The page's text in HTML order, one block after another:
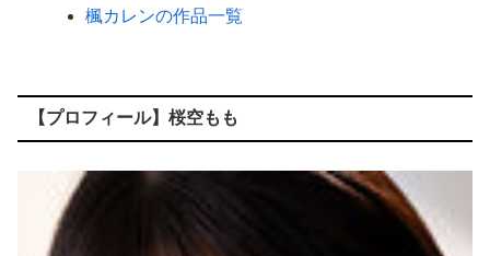
【8/6】8.6秒バズーカ、反日行為で消えるwww
【画像】パン線透けまくってるOLの尻www
オバショット おばさんの、おばさんによる、おばさんマニアのための、おばさんセックス れいかおばさん41歳
【ワロタ】ｴｾ不思議ちゃんこじらせて病んでる系に憧れてた時期に、路上で気持ち悪い絵や詞を披露したり、土砂降りの中で〇〇してた←報告者の家族が素敵すぎるｗｗｗ
楓カレンの作品一覧
【プロフィール】桜空もも